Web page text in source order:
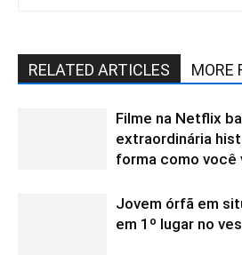
RELATED ARTICLES MORE
Filme na Netflix
extraordinária
forma como você
Jovem órfã em
em 1º lugar no